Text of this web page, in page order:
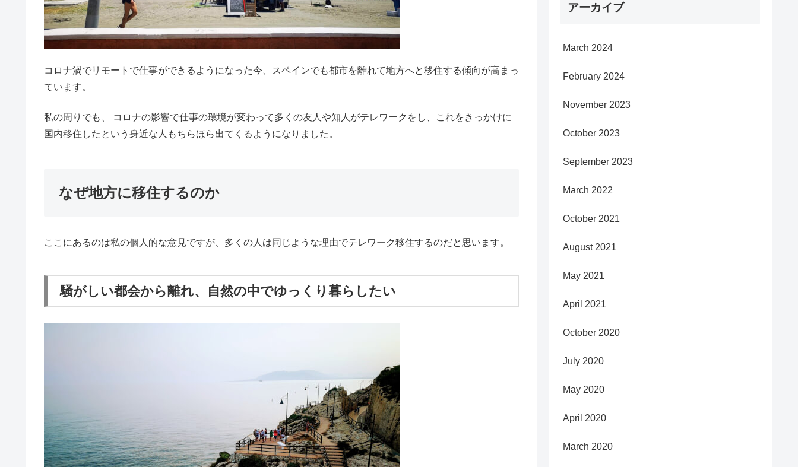
コロナ渦でリモートで仕事ができるようになった今、スペインでも都市を離れて地方へと移住する傾向が高まっ
ています。
私の周りでも、 コロナの影響で仕事の環境が変わって多くの友人や知人がテレワークをし、これをきっかけに
国内移住したという身近な人もちらほら出てくるようになりました。
なぜ地方に移住するのか
ここにあるのは私の個人的な意見ですが、多くの人は同じような理由でテレワーク移住するのだと思います。
騒がしい都会から離れ、自然の中でゆっくり暮らしたい
アーカイブ
March 2024
February 2024
November 2023
October 2023
September 2023
March 2022
October 2021
August 2021
May 2021
April 2021
October 2020
July 2020
May 2020
April 2020
March 2020